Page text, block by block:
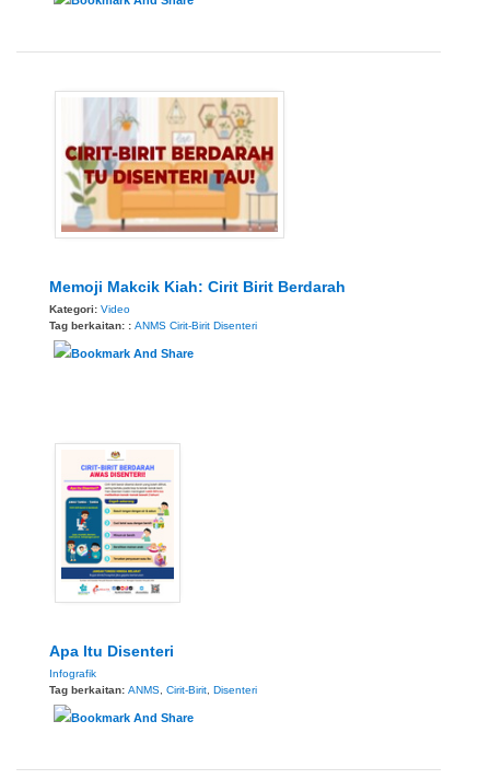
Memoji Makcik Kiah: Cirit Birit Berdarah
Kategori: Video
Tag berkaitan: : ANMS Cirit-Birit Disenteri
Apa Itu Disenteri
Infografik
Tag berkaitan: ANMS Cirit-Birit Disenteri